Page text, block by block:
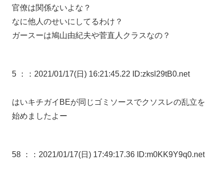
官僚は関係ないよな？
なに他人のせいにしてるわけ？
ガースーは鳩山由紀夫や菅直人クラスなの？
5 ： ：2021/01/17(日) 16:21:45.22 ID:zksl29tB0.net
はいキチガイBEが同じゴミソースでクソスレの乱立を
始めましたよー
58 ： ：2021/01/17(日) 17:49:17.36 ID:m0KK9Y9q0.net